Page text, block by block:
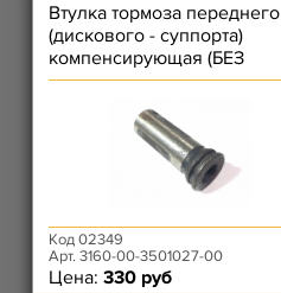
Втулка тормоза переднего
(дискового - суппорта)
компенсирующая (БЕЗ
ПРОТОЧКИ ПО
ОКРУЖНОСТИ)
Код 02349
Арт. 3160-00-3501027-00
Цена: 330 руб